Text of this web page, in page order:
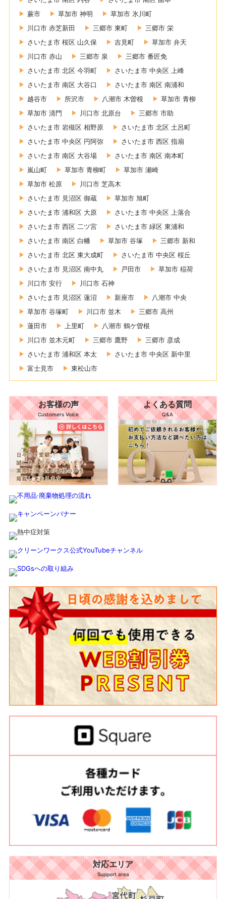
蕨市
草加市 神明
草加市 氷川町
川口市 赤芝新田
三郷市 東町
三郷市 栄
さいたま市 桜区 山久保
吉見町
草加市 弁天
川口市 赤山
三郷市 泉
三郷市 番匠免
さいたま市 北区 今羽町
さいたま市 中央区 上峰
さいたま市 南区 大谷口
さいたま市 南区 南浦和
越谷市
所沢市 八潮市 木曽根
草加市 青柳
草加市 清門
川口市 北原台
三郷市 市助
さいたま市 岩槻区 相野原
さいたま市 北区 土呂町
さいたま市 中央区 円阿弥
さいたま市 西区 指扇
さいたま市 南区 大谷場
さいたま市 南区 南本町
嵐山町
草加市 青柳町
草加市 瀬崎
草加市 松原
川口市 芝高木
さいたま市 見沼区 御蔵
草加市 旭町
さいたま市 浦和区 大原
さいたま市 中央区 上落合
さいたま市 西区 二ツ宮
さいたま市 緑区 東浦和
さいたま市 南区 白幡
草加市 谷塚
三郷市 新和
さいたま市 北区 東大成町
さいたま市 中央区 桜丘
さいたま市 見沼区 南中丸
戸田市
草加市 稲荷
川口市 安行
川口市 石神
さいたま市 見沼区 蓮沼
新座市
八潮市 中央
草加市 谷塚町
川口市 並木
三郷市 高州
蓮田市
上里町
八潮市 鶴ケ曽根
川口市 並木元町
三郷市 鷹野
三郷市 彦成
さいたま市 浦和区 本太
さいたま市 中央区 新中里
富士見市
東松山市
お客様の声
Customers Voice
よくある質問
Q&A
対応エリア
Support area